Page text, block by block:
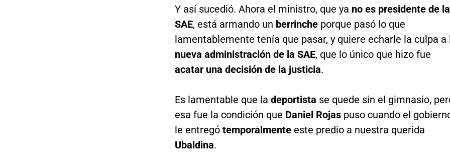
Y así sucedió. Ahora el ministro, que ya no es presidente de la
SAE, está armando un berrincheporque pasó lo que
lamentablemente tenía que pasar, y quiere echarle la culpa a
nueva administración de la SAE, que lo único que hizo fue
acatar una decisión de la justicia.
Es lamentable que la deportista se quede sin el gimnasio,
esa fue la condición que Daniel Rojaspuso cuando el
le entregó temporalmenteeste predio a nuestra querida
Ubaldina.